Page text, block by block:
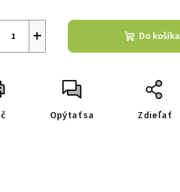
+ Do košíka
Opýtať sa Zdieľať